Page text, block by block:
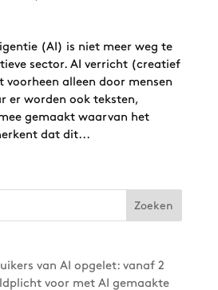
(AI) is niet meer weg te
sector. AI verricht (creatief
voorheen alleen door mensen
er worden ook teksten,
gemaakt waarvan het
dat dit...
van AI opgelet: vanaf 2
voor met AI gemaakte